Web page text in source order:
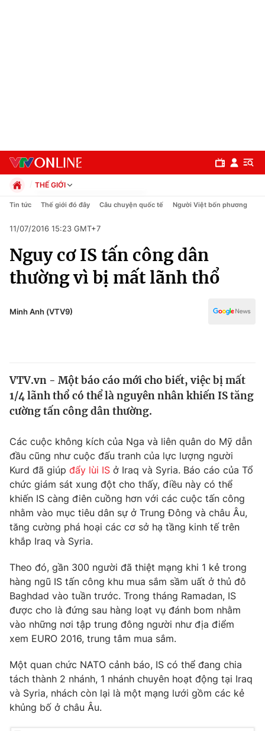
Chuyên mục
Chính trị
Thế giới
Thế giới đó đây
Câu chuyện quốc tế
Kinh tế
Tài chính
Thị trường
Góc doanh nghiệp
Dữ liệu và đời sống
Truyền hình
Phim VTV
Nhân vật
Khán giả
Giải sao mai
Giải trí
Điện ảnh
Âm nhạc
Sao
Đời sống
Du lịch
Làm đẹp
Giáo dục
Tuyển sinh
Học trực tuyến
Hitech Công nghệ tương lai
Sản phẩm
Giao lưu trực tuyến
Lịch phát sóng
THẾ GIỚI
Chính trị
Pháp luật
Kinh tế
Thể thao
Truyền hình
Y tế
Tin tức Thế giới đó đây Câu chuyện quốc tế Người Việt bốn phương
11/07/2016 15:23 GMT+7
Nguy cơ IS tấn công dân
thường vì bị mất lãnh thổ
Minh Anh (VTV9)
VTV.vn - Một báo cáo mới cho biết, việc bị mất
1/4 lãnh thổ có thể là nguyên nhân khiến IS tăng
cường tấn công dân thường.
Các cuộc không kích của Nga và liên quân do Mỹ dẫn
đầu cũng như cuộc đấu tranh của lực lượng người
Kurd đã giúp đẩy lùi IS ở Iraq và Syria. Báo cáo của Tổ
chức giám sát xung đột cho thấy, điều này có thể
khiến IS càng điên cuồng hơn với các cuộc tấn công
nhằm vào mục tiêu dân sự ở Trung Đông và châu Âu,
tăng cường phá hoại các cơ sở hạ tầng kinh tế trên
khắp Iraq và Syria.
Theo đó, gần 300 người đã thiệt mạng khi 1 kẻ trong
hàng ngũ IS tấn công khu mua sắm sầm uất ở thủ đô
Baghdad vào tuần trước. Trong tháng Ramadan, IS
được cho là đứng sau hàng loạt vụ đánh bom nhằm
vào những nơi tập trung đông người như địa điểm
xem EURO 2016, trung tâm mua sắm.
Một quan chức NATO cảnh báo, IS có thể đang chia
tách thành 2 nhánh, 1 nhánh chuyên hoạt động tại Iraq
và Syria, nhách còn lại là một mạng lưới gồm các kẻ
khủng bố ở châu Âu.